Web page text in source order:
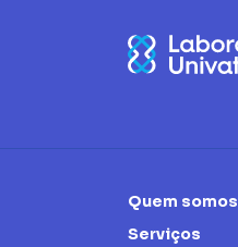
Quem somos
Serviços